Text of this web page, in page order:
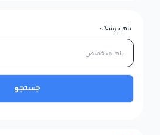
نام پزشک:
جستجو